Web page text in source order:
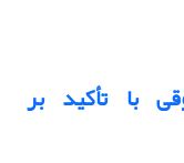
با تأکید بر